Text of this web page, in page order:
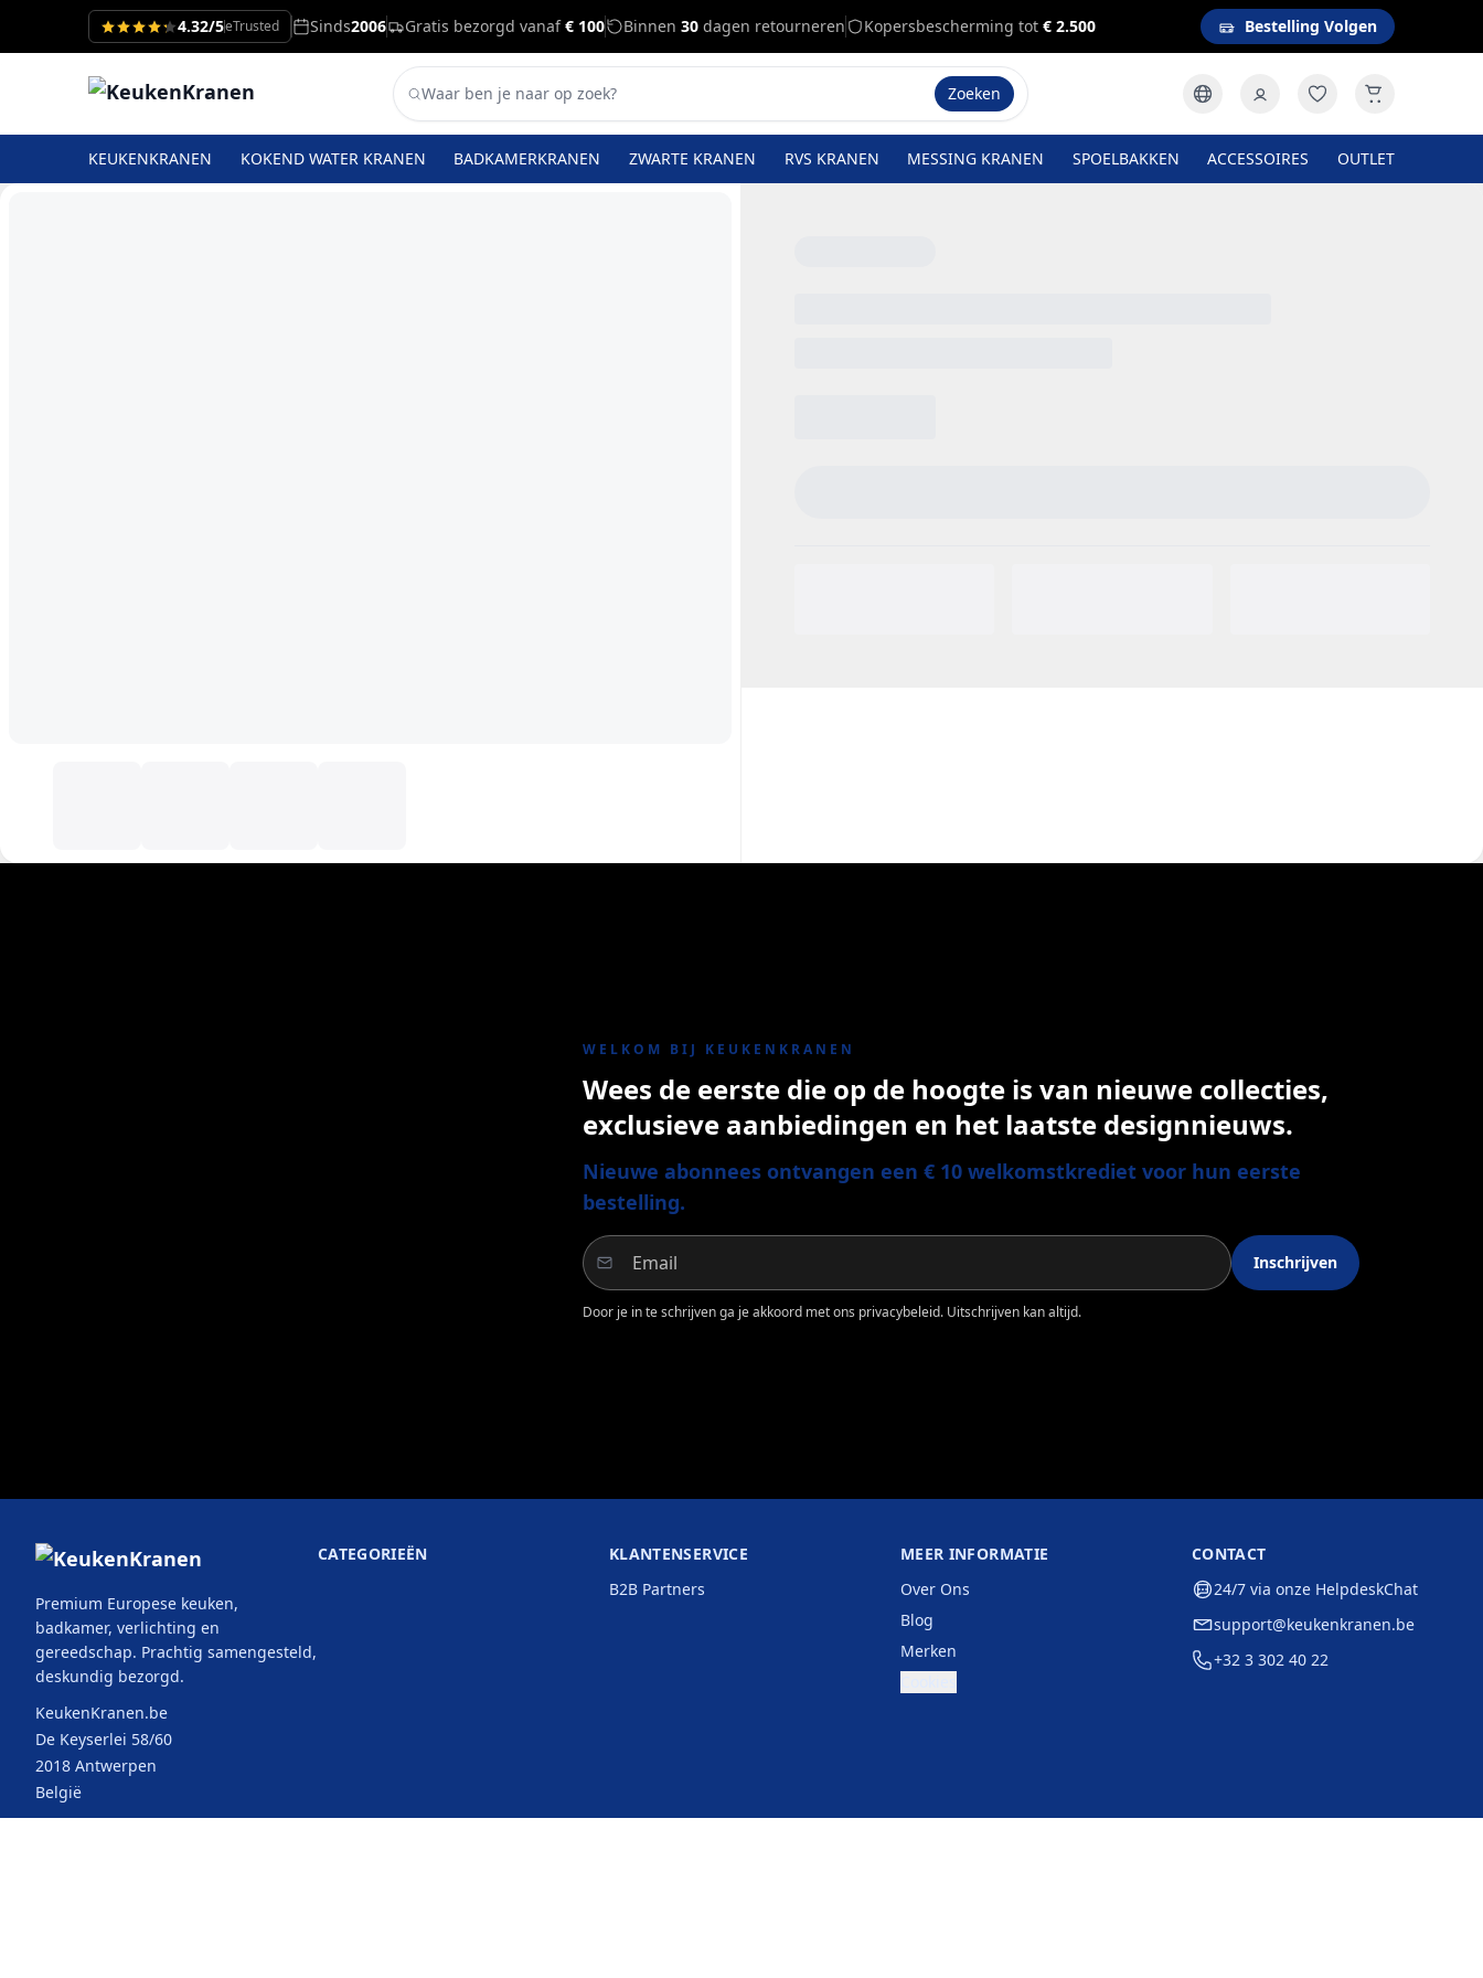
4.32/5eTrusted Sinds2006 Gratis bezorgd vanaf€ 100 Binnen 30 dagen retourneren Kopersbescherming tot € 2.500 Bestelling Volgen
Zoeken
KEUKENKRANEN KOKEND WATER KRANEN BADKAMERKRANEN ZWARTE KRANEN RVS KRANEN MESSING KRANEN SPOELBAKKEN ACCESSOIRES OUTLET
WELKOM BIJ KEUKENKRANEN
Wees de eerste die op de hoogte is van nieuwe collecties,
exclusieve aanbiedingen en het laatste designnieuws.
Nieuwe abonnees ontvangen een € 10 welkomstkrediet voor hun eerste
bestelling.
Inschrijven
Door je in te schrijven ga je akkoord met ons privacybeleid. Uitschrijven kan altijd.
Premium Europese keuken,
badkamer, verlichting en
gereedschap. Prachtig samengesteld,
deskundig bezorgd.
KeukenKranen.be
De Keyserlei 58/60
2018 Antwerpen
België
CATEGORIEËN
KLANTENSERVICE
B2B Partners
MEER INFORMATIE
Over Ons
Blog
Merken
CONTACT
24/7 via onze HelpdeskChat
support@keukenkranen.be
+32 3 302 40 22